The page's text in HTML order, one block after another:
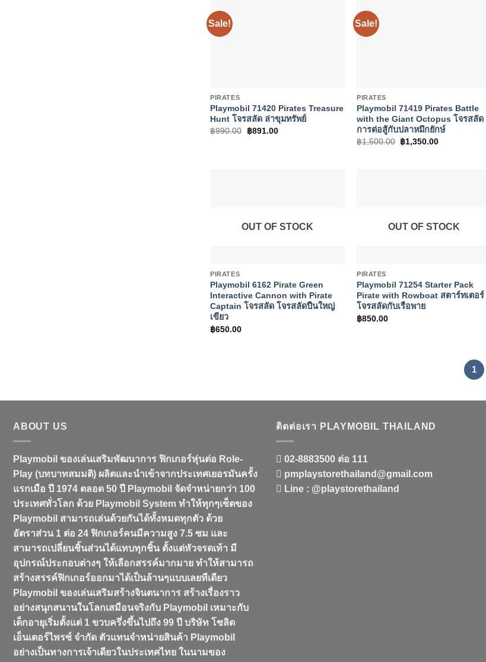
Sale!
PIRATES
Playmobil 71420 Pirates Treasure
Hunt โจรสลัด ล่าขุมทรัพย์
฿990.00
Original
฿891.00Current
Sale!
PIRATES
Playmobil 71419 Pirates Battle
with the Giant Octopus โจรสลัด
การต่อสู้กับปลาหมึกยักษ์
฿1,500.00 Original
฿1,350.00Current
OUT OF STOCK
PIRATES
Playmobil 6162 Pirate Green
Interactive Cannon with Pirate
Captain โจรสลัด โจรสลัดปืนใหญ่
เขียว
฿650.00
OUT OF STOCK
PIRATES
Playmobil 71254 Starter Pack
Pirate with Rowboat สตาร์ทเตอร์
โจรสลัดกับเรือพาย
฿850.00
1
ABOUT US
Playmobil ของเล่นเสริมพัฒนาการ ฟิกเกอร์หุ่นต่อ Role-
Play (บทบาทสมมติ) ผลิตและนำเข้าจากประเทศเยอรมันครั้ง
แรกเมือ ปี 1974 ตลอด 50 ปี Playmobil จัดจำหน่ายกว่า 100
ประเทศทั่วโลก ด้วย Playmobil System ทำให้ทุกๆเซ็ตของ
Playmobil สามารถเล่นด้วยกันได้ทั้งหมดทุกตัว ด้วย
อัตราส่วน 1 ต่อ 24 ฟิกเกอร์คนมีความสูง 7.5 ซม และ
สามารถเปลี่ยนชิ้นส่วนได้แทบทุกชิ้น ตั้งแต่หัวจรดเท้า มี
อุปกรณ์ประกอบต่างๆ ให้เลือกสรรค์มากมาย ทำให้สามารถ
สร้างสรรค์ฟิกเกอร์ออกมาได้เป็นล้านๆแบบเลยทีเดียว
Playmobil ของเล่นเสริมสร้างจินตนาการ สร้างเรื่องราว
อย่างสนุกสนานในโลกเสมือนจริงกับ Playmobil เหมาะกับ
เด็กอายุเริ่มตั้งแต่ 1 ขวบครึ่งขึ้นไปถึง 99 ปี บริษัท โซลิด
เอ็นเตอร์ไพรซ์ จำกัด ตัวแทนจำหน่ายสินค้า Playmobil
อย่างเป็นทางการเจ้าเดียวในประเทศไทย ในนามของ
ติดต่อเรา PLAYMOBIL THAILAND
02-8883500 ต่อ 111
pmplaystorethailand@gmail.com
Line : @playstorethailand